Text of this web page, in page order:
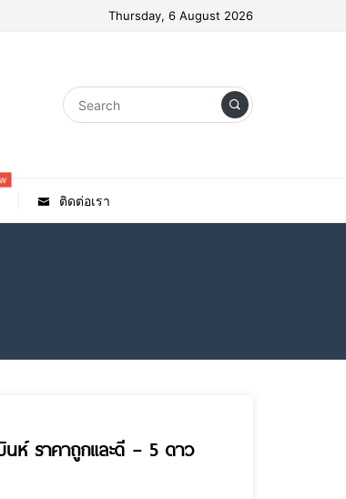
Thursday, 6 August 2026
ติดต่อเรา
ห์ ราคาถูกและดี – 5 ดาว